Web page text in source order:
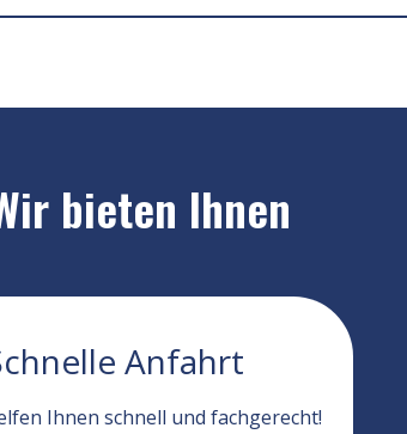
bieten Ihnen
Anfahrt
Ihnen schnell und fachgerecht!